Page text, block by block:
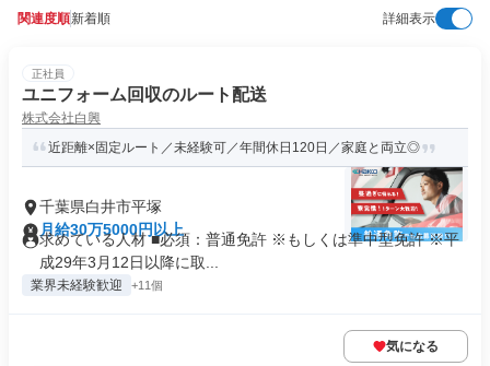
関連度順新着順 詳細表示
正社員
ユニフォーム回収のルート配送
株式会社白興
近距離×固定ルート／未経験可／年間休日120日／家庭と両立◎
千葉県白井市平塚
月給30万5000円以上
求めている人材 ■必須：普通免許 ※もしくは準中型免許 ※平
成29年3月12日以降に取...
業界未経験歓迎 +11個
気になる